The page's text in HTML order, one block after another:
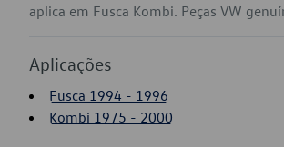
aplica em Fusca Kombi. Peças VW
Aplicações
Fusca 1994 - 1996
Kombi 1975 - 2000